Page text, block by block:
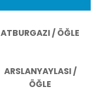
ATBURGAZI / ÖĞLE
ARSLANYAYLASI /
ÖĞLE